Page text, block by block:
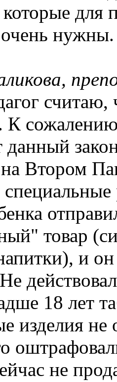
для
нужны.
считаю,
К
данный
Втором
товар
и
18 лет
изделия не
не